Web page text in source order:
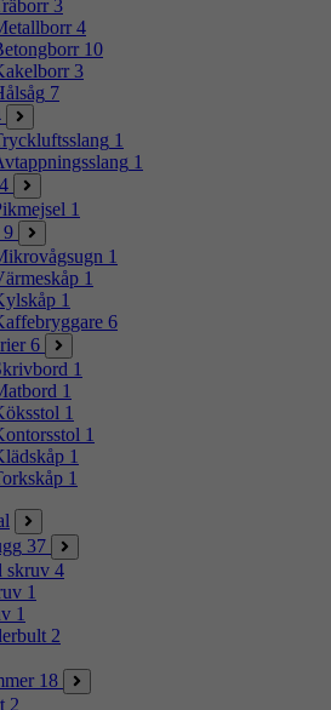
3
4
10
3
7
1
1
4
1
9
1
1
1
6
6
1
1
1
1
1
1
37
skruv 4
1
1
2
18
2